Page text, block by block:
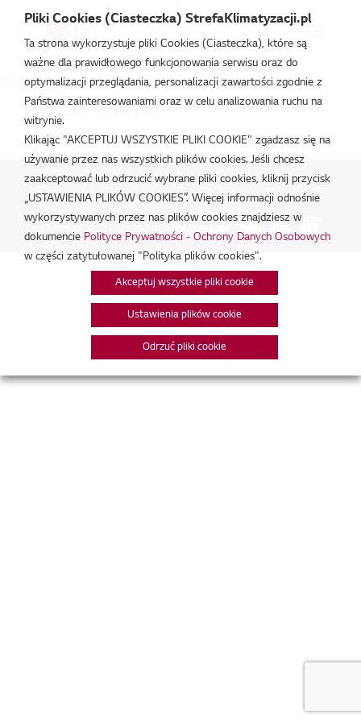
Strefa Klimatyzacji /UUD3-U30
UUD3-U30.pdf
lut 19, 2026
Polityka Prywatności - Ochrona danych osobowych.|
Zarządzaj zgodami na pliki cookie
Połącz:
Pliki Cookies (Ciasteczka) StrefaKlimatyzacji.pl
Ta strona wykorzystuje pliki Cookies (Ciasteczka), które są
ważne dla prawidłowego funkcjonowania serwisu oraz do
optymalizacji przeglądania, personalizacji zawartości zgodnie z
Państwa zainteresowaniami oraz w celu analizowania ruchu na
witrynie.
Klikając "AKCEPTUJ WSZYSTKIE PLIKI COOKIE" zgadzasz się na
używanie przez nas wszystkich plików cookies. Jeśli chcesz
zaakceptować lub odrzucić wybrane pliki cookies, kliknij przycisk
„USTAWIENIA PLIKÓW COOKIES”. Więcej informacji odnośnie
wykorzystywanych przez nas plików cookies znajdziesz w
dokumencie Polityce Prywatności - Ochrony Danych Osobowych
w części zatytułowanej "Polityka plików cookies".
Akceptuj wszystkie pliki cookie
Ustawienia plików cookie
Odrzuć pliki cookie